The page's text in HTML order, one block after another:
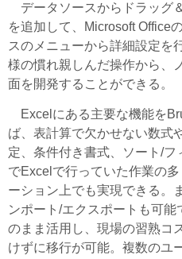
データソースからドラッグ
を追加して、Microsoft Office
スのメニューから詳細設定を
様の慣れ親しんだ操作から、
面を開発することができる。
Excelにある主要な機能を
ば、表計算で欠かせない数式
定、条件付き書式、ソート/フ
でExcelで行っていた作業の
ーション上でも実現できる。
ンポート/エクスポートも可
のまま活用し、現場の習熟コ
けずに移行が可能。複数のユ